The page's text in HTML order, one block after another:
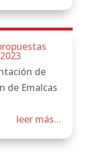
de
de Emalcas
leer más…